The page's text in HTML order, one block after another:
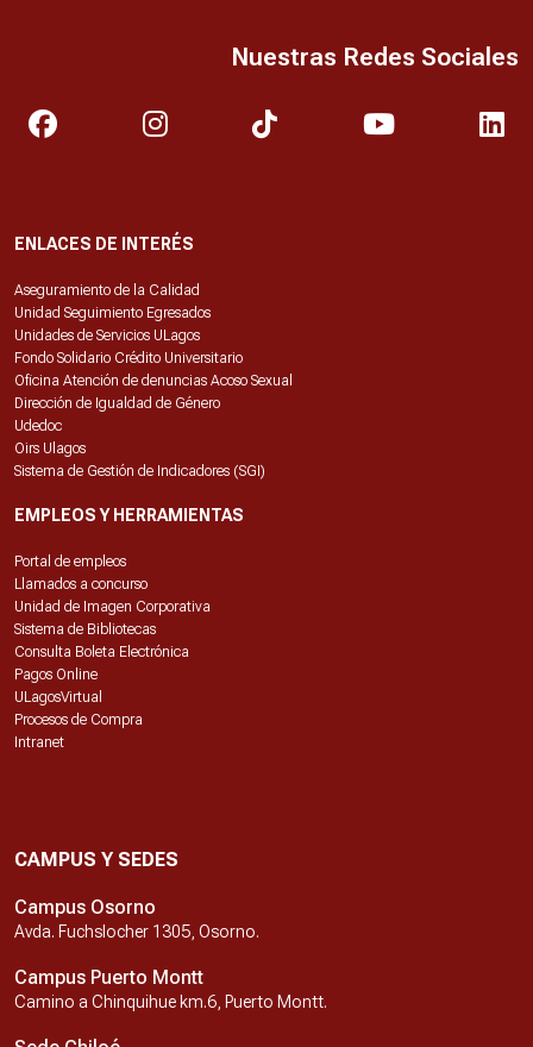
ENLACES DE INTERÉS
Aseguramiento de la Calidad
Unidad Seguimiento Egresados
Unidades de Servicios ULagos
Fondo Solidario Crédito Universitario
Oficina Atención de denuncias Acoso Sexual
Dirección de Igualdad de Género
Udedoc
Oirs Ulagos
Sistema de Gestión de Indicadores (SGI)
EMPLEOS Y HERRAMIENTAS
Portal de empleos
Llamados a concurso
Unidad de Imagen Corporativa
Sistema de Bibliotecas
Consulta Boleta Electrónica
Pagos Online
ULagosVirtual
Procesos de Compra
Intranet
CAMPUS Y SEDES
Campus Osorno
Avda. Fuchslocher 1305, Osorno.
Campus Puerto Montt
Camino a Chinquihue km.6, Puerto Montt.
Nuestras Redes Sociales